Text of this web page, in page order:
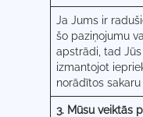
Ja Jums ir
šo paziņojumu
apstrādi, tad
izmantojot
norādītos sakaru
3. Mūsu veiktās